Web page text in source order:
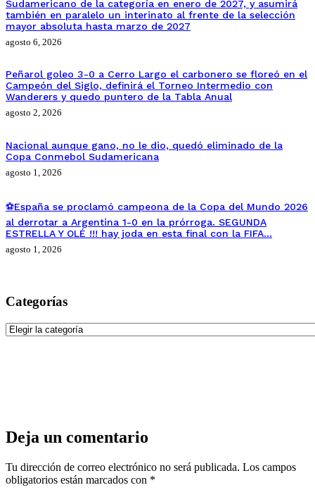
Sudamericano de la categoría en enero de 2027, y asumirá
también en paralelo un interinato al frente de la selección
mayor absoluta hasta marzo de 2027
agosto 6, 2026
Peñarol goleo 3-0 a Cerro Largo el carbonero se floreó en el
Campeón del Siglo, definirá el Torneo Intermedio con
Wanderers y quedo puntero de la Tabla Anual
agosto 2, 2026
Nacional aunque gano, no le dio, quedó eliminado de la
Copa Conmebol Sudamericana
agosto 1, 2026
⚽España se proclamó campeona de la Copa del Mundo 2026
al derrotar a Argentina 1-0 en la prórroga. SEGUNDA
ESTRELLA Y OLÉ !!! hay joda en esta final con la FIFA…
agosto 1, 2026
Categorías
Categorías
Deja un comentario
Tu dirección de correo electrónico no será publicada. Los campos
obligatorios están marcados con *